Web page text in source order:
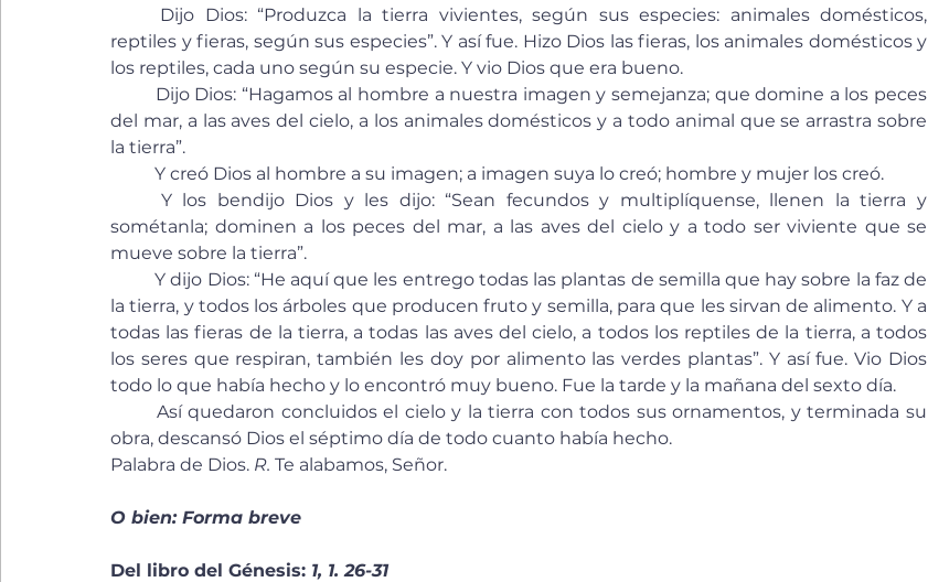
reptiles y fieras, según sus especies”. Y así fue. Hizo Dios las fieras, los animales domésticos y
los reptiles, cada uno según su especie. Y vio Dios que era bueno.
del mar, a las aves del cielo, a los animales domésticos y a todo animal que se arrastra sobre
la tierra”.
	Y creó Dios al hombre a su imagen; a imagen suya lo creó; hombre y mujer los creó.
sométanla; dominen a los peces del mar, a las aves del cielo y a todo ser viviente que se
mueve sobre la tierra”.
	Y dijo Dios: “He aquí que les entrego todas las plantas de semilla que hay sobre la faz de
la tierra, y todos los árboles que producen fruto y semilla, para que les sirvan de alimento. Y a
todas las fieras de la tierra, a todas las aves del cielo, a todos los reptiles de la tierra, a todos
los seres que respiran, también les doy por alimento las verdes plantas”. Y así fue. Vio Dios
todo lo que había hecho y lo encontró muy bueno. Fue la tarde y la mañana del sexto día.
obra, descansó Dios el séptimo día de todo cuanto había hecho.
Palabra de Dios. R. Te alabamos, Señor.
O bien: Forma breve
Del libro del Génesis: 1, 1. 26-31